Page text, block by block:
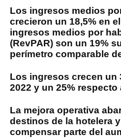
Los ingresos medios
crecieron un 18,5% en
ingresos medios por
(RevPAR) son un 19%
perímetro comparable
Los ingresos crecen un
2022 y un 25% respecto
La mejora operativa
destinos de la hotelera
compensar parte del